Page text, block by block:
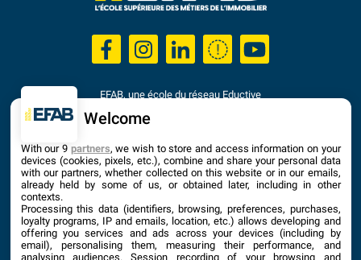
EFAB, une école du réseau Eductive
Établissement d'Enseignement Supérieur Privé Technique
Dernière mise à jour : Septembre 2025
Welcome
With our 9 partners, we wish to store and access information on your
devices (cookies, pixels, etc.), combine and share your personal data
with our partners, whether collected on this website or in our emails,
already held by some of us, or obtained later, including in other
contexts.
Processing this data (identifiers, browsing, preferences, purchases,
loyalty programs, IP and emails, location, etc.) allows developing and
offering you services and ads across your devices (including by
email), personalising them, measuring their performance, and
analysing audiences. Session recording of your browsing and